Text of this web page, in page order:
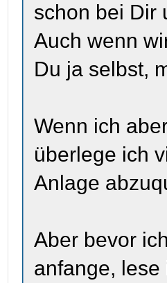
schon bei Dir
Auch wenn
Du ja selbst,
Wenn ich
überlege ich
Anlage
Aber bevor
anfange,